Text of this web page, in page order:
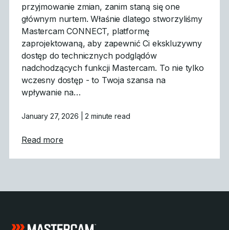
przyjmowanie zmian, zanim staną się one
głównym nurtem. Właśnie dlatego stworzyliśmy
Mastercam CONNECT, platformę
zaprojektowaną, aby zapewnić Ci ekskluzywny
dostęp do technicznych podglądów
nadchodzących funkcji Mastercam. To nie tylko
wczesny dostęp - to Twoja szansa na
wpływanie na…
January 27, 2026 | 2 minute read
Read moreabout Mastercam CONNECT: Wczesny